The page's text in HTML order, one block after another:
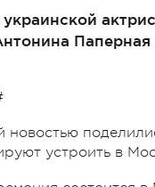
украинской
новостью
устроить в